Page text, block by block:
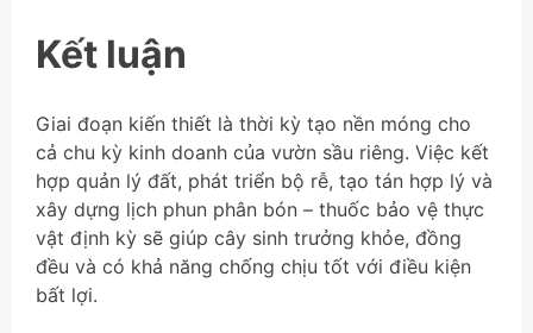
Kết luận
Giai đoạn kiến thiết là thời kỳ tạo nền móng cho
cả chu kỳ kinh doanh của vườn sầu riêng. Việc kết
hợp quản lý đất, phát triển bộ rễ, tạo tán hợp lý và
xây dựng lịch phun phân bón – thuốc bảo vệ thực
vật định kỳ sẽ giúp cây sinh trưởng khỏe, đồng
đều và có khả năng chống chịu tốt với điều kiện
bất lợi.